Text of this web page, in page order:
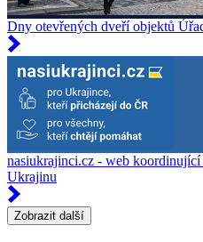
Dny otevřených dveří objektů
nasiukrajinci.cz - web
Ukrajinu
Zobrazit další